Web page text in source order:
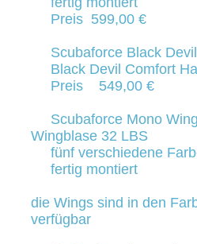
Preis 599,00 €
Scubaforce Black
Black Devil Comfort
Preis 549,00 €
Scubaforce Mono
Wingblase 32 LBS
fünf verschiedene
fertig
die Wings sind in den
verfügbar